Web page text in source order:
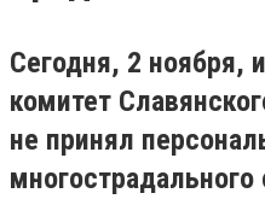
Сегодня, 2 ноября,
комитет
не принял